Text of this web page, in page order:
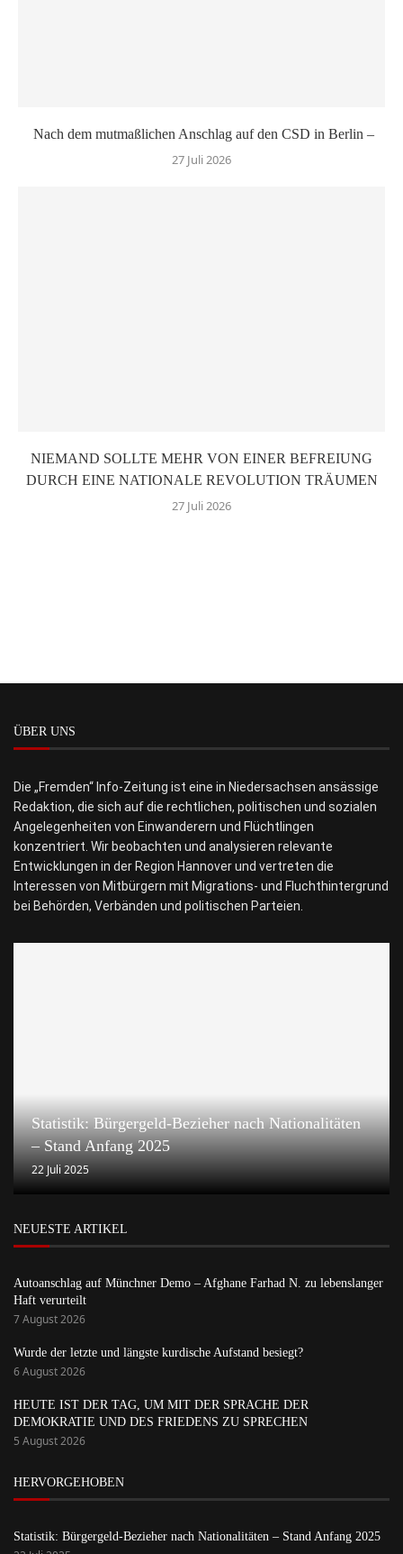
Nach dem mutmaßlichen Anschlag auf den CSD in Berlin –
27 Juli 2026
NIEMAND SOLLTE MEHR VON EINER BEFREIUNG
DURCH EINE NATIONALE REVOLUTION TRÄUMEN
27 Juli 2026
ÜBER UNS
Die „Fremden“ Info-Zeitung ist eine in Niedersachsen ansässige
Redaktion, die sich auf die rechtlichen, politischen und sozialen
Angelegenheiten von Einwanderern und Flüchtlingen
konzentriert. Wir beobachten und analysieren relevante
Entwicklungen in der Region Hannover und vertreten die
Interessen von Mitbürgern mit Migrations- und Fluchthintergrund
bei Behörden, Verbänden und politischen Parteien.
Statistik: Bürgergeld-Bezieher nach Nationalitäten
– Stand Anfang 2025
22 Juli 2025
NEUESTE ARTIKEL
Autoanschlag auf Münchner Demo – Afghane Farhad N. zu lebenslanger
Haft verurteilt
7 August 2026
Wurde der letzte und längste kurdische Aufstand besiegt?
6 August 2026
HEUTE IST DER TAG, UM MIT DER SPRACHE DER
DEMOKRATIE UND DES FRIEDENS ZU SPRECHEN
5 August 2026
HERVORGEHOBEN
Statistik: Bürgergeld-Bezieher nach Nationalitäten – Stand Anfang 2025